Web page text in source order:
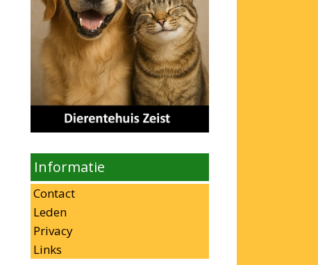
Informatie
Contact
Leden
Privacy
Links